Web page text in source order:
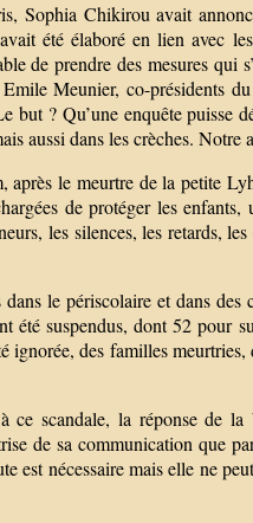
Sophia Chikirou avait
été élaboré en lien avec
de prendre des mesures qui
Meunier, co-présidents
? Qu’une enquête puisse
aussi dans les crèches. Notre
le meurtre de la petite
de protéger les
les silences, les retards,
le périscolaire et dans
été suspendus, dont 52 pour
des familles meurtries,
ce scandale, la réponse de
de sa communication que
est nécessaire mais elle ne